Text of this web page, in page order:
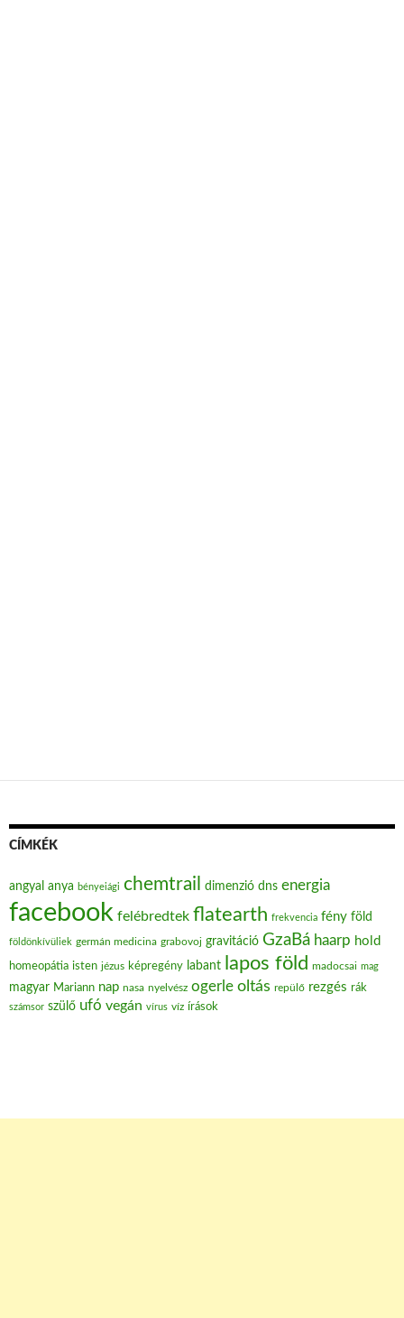
CÍMKÉK
angyal anya bényeiági chemtrail dimenzió dns energia
facebook felébredtek flatearth frekvencia fény föld
földönkívüliek germán medicina grabovoj gravitáció GzaBá haarp hold
homeopátia isten jézus képregény labant lapos föld madocsai mag
magyar Mariann nap nasa nyelvész ogerle oltás repülő rezgés rák
számsor szülő ufó vegán vírus víz írások